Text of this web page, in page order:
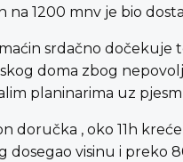
na 1200 mnv je bio
srdačno dočekuje
doma zbog
planinarima uz
doručka , oko 11h
dosegao visinu i preko